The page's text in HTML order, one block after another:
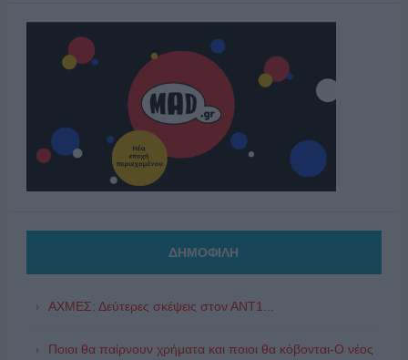
ΔΗΜΟΦΙΛΗ
ΑΧΜΕΣ: Δεύτερες σκέψεις στον ΑΝΤ1...
Ποιοι θα παίρνουν χρήματα και ποιοι θα κόβονται-Ο νέος